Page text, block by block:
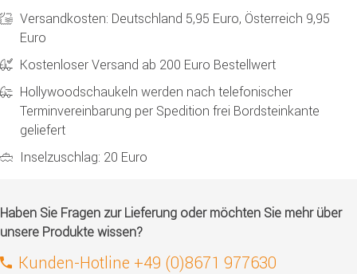
Versandkosten: Deutschland 5,95 Euro, Österreich 9,95
Euro
Kostenloser Versand ab 200 Euro Bestellwert
Hollywoodschaukeln werden nach telefonischer
Terminvereinbarung per Spedition frei Bordsteinkante
geliefert
Inselzuschlag: 20 Euro
Haben Sie Fragen zur Lieferung oder möchten Sie mehr über
unsere Produkte wissen?
Kunden-Hotline +49 (0)8671 977630